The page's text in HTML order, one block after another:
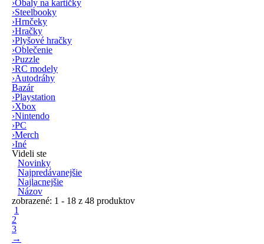
›Obaly na kartičky
›Steelbooky
›Hrnčeky
›Hračky
›Plyšové hračky
›Oblečenie
›Puzzle
›RC modely
›Autodráhy
Bazár
›Playstation
›Xbox
›Nintendo
›PC
›Merch
›Iné
Videli ste
Novinky
Najpredávanejšie
Najlacnejšie
Názov
zobrazené: 1 - 18 z 48 produktov
1
2
3
→